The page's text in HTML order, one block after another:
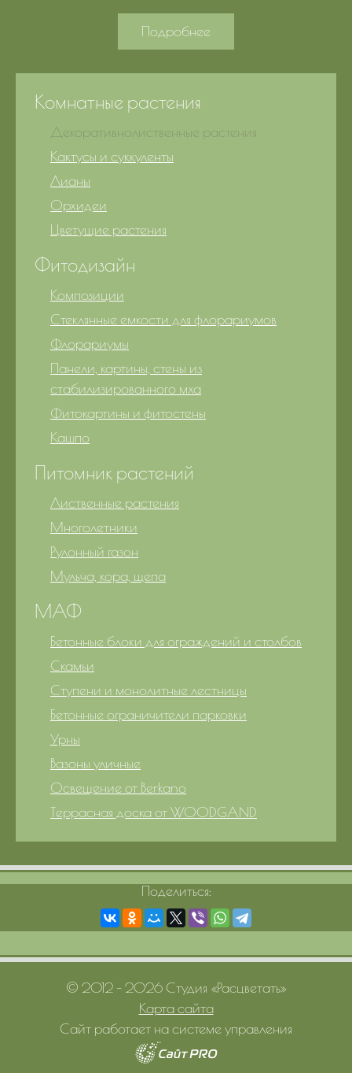
Подробнее
Комнатные растения
Декоративнолиственные растения
Кактусы и суккуленты
Лианы
Орхидеи
Цветущие растения
Фитодизайн
Композиции
Стеклянные емкости для флорариумов
Флорариумы
Панели, картины, стены из
стабилизированного мха
Фитокартины и фитостены
Кашпо
Питомник растений
Лиственные растения
Многолетники
Рулонный газон
Мульча, кора, щепа
МАФ
Бетонные блоки для ограждений и столбов
Скамьи
Ступени и монолитные лестницы
Бетонные ограничители парковки
Урны
Вазоны уличные
Освещение от Berkano
Террасная доска от WOODGAND
Поделиться:
© 2012 – 2026 Студия «Расцветать»
Карта сайта
Сайт работает на системе управления